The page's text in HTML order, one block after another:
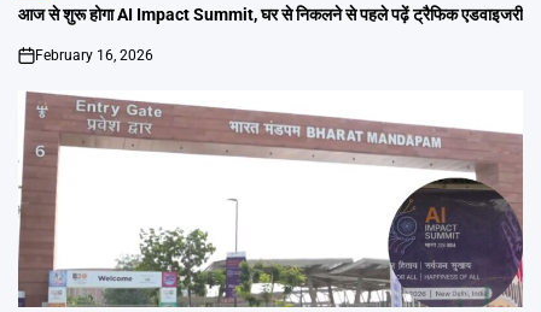
IN
आज से शुरू होगा AI Impact Summit, घर से निकलने से पहले पढ़ें ट्रैफिक एडवाइजरी
on
February 16, 2026